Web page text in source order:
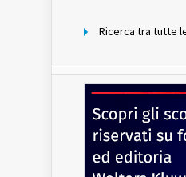
Ricerca tra tutte